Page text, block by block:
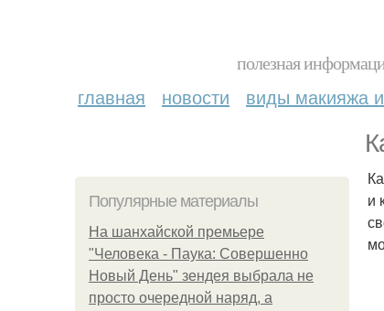
полезная
главная новости виды макияжа
Популярные материалы
На шанхайской премьере
"Человека - Паука: Совершенно
Новый День" зендея выбрала не
просто очередной наряд, а
и